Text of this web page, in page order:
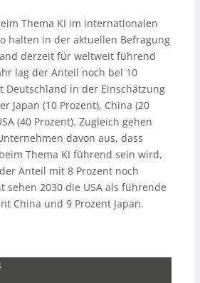
Thema KI im internationalen
halten in der aktuellen Befragung
derzeit für weltweit führend
lag der Anteil noch bei 10
Deutschland in der Einschätzung
Japan (10 Prozent), China (20
(40 Prozent). Zugleich gehen
davon aus, dass
Thema KI führend sein wird,
Anteil mit 8 Prozent noch
sehen 2030 die USA als führende
China und 9 Prozent Japan.